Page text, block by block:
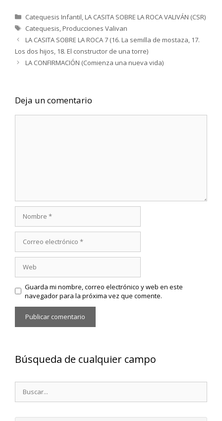
Categorías
Catequesis Infantil,LA CASITA SOBRE LA ROCA VALIVÁN (CSR)
Etiquetas
Catequesis,Producciones Valivan
LA CASITA SOBRE LA ROCA 7 (16. La semilla de mostaza, 17.
Los dos hijos, 18. El constructor de una torre)
LA CONFIRMACIÓN (Comienza una nueva vida)
Deja un comentario
electrónico
Guarda mi nombre, correo electrónico y web en este
navegador para la próxima vez que comente.
Búsqueda de cualquier campo
Buscar: